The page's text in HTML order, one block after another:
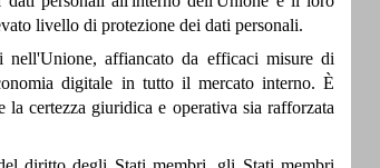
livello di protezione dei dati personali.
affiancato da efficaci misure di
digitale in tutto il mercato interno. È
certezza giuridica e operativa sia rafforzata